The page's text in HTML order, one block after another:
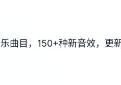
目，150+种新音效，更